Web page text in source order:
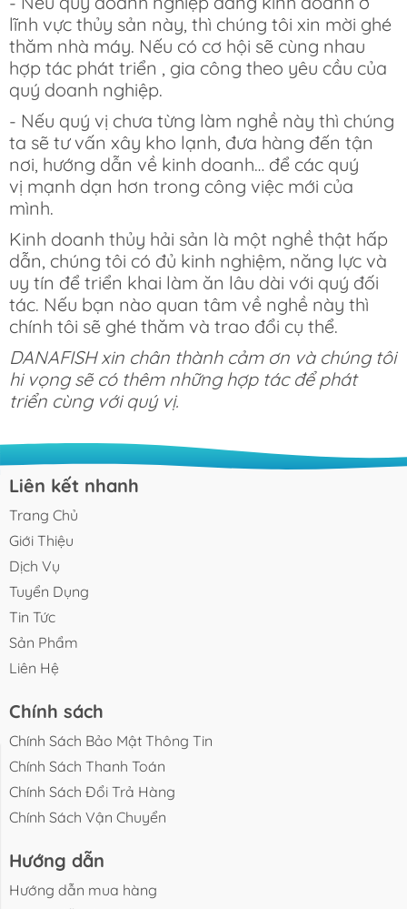
Tin Tức Sản Phẩm
lĩnh vực thủy sản này, thì chúng tôi xin mời ghé
thăm nhà máy. Nếu có cơ hội sẽ cùng nhau
hợp tác phát triển , gia công theo yêu cầu của
quý doanh nghiệp.
- Nếu quý vị chưa từng làm nghề này thì chúng
ta sẽ tư vấn xây kho lạnh, đưa hàng đến tận
nơi, hướng dẫn về kinh doanh… để các quý
vị mạnh dạn hơn trong công việc mới của
mình.
Kinh doanh thủy hải sản là một nghề thật hấp
dẫn, chúng tôi có đủ kinh nghiệm, năng lực và
uy tín để triển khai làm ăn lâu dài với quý đối
tác. Nếu bạn nào quan tâm về nghề này thì
chính tôi sẽ ghé thăm và trao đổi cụ thể.
DANAFISH xin chân thành cảm ơn và chúng tôi
hi vọng sẽ có thêm những hợp tác để phát
triển cùng với quý vị.
Liên kết nhanh
Trang Chủ
Giới Thiệu
Dịch Vụ
Tuyển Dụng
Tin Tức
Sản Phẩm
Liên Hệ
Chính sách
Chính Sách Bảo Mật Thông Tin
Chính Sách Thanh Toán
Chính Sách Đổi Trả Hàng
Chính Sách Vận Chuyển
Hướng dẫn
Hướng dẫn mua hàng